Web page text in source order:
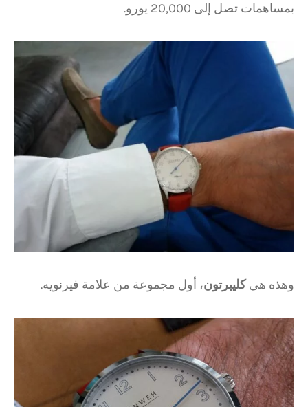
بمساهمات تصل إلى 20,000 يورو.
وهذه هيكليبرتون، أول مجموعة من علامة فيرنويه.